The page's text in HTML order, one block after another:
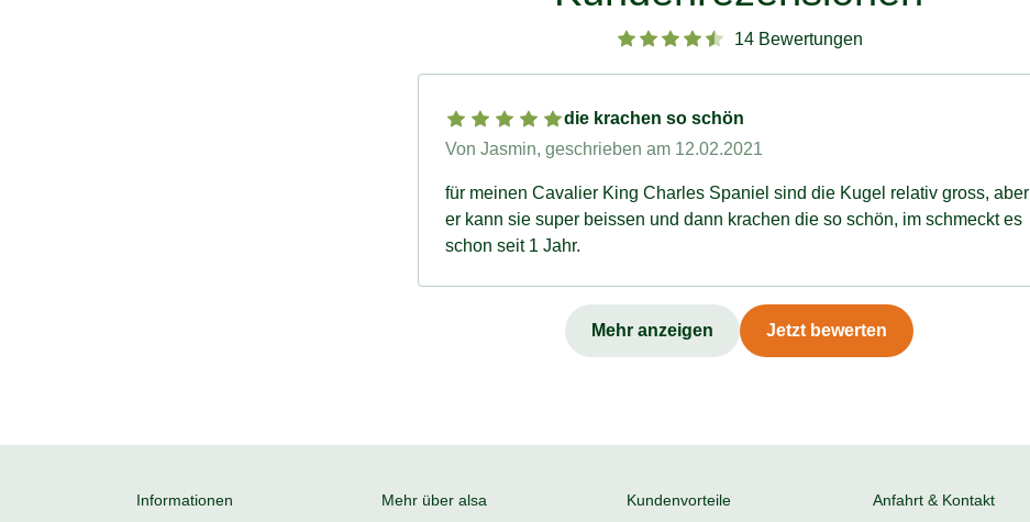
14 Bewertungen
die krachen so schön
Von Jasmin, geschrieben am 12.02.2021
für meinen Cavalier King Charles Spaniel sind die Kugel relativ gross, aber
er kann sie super beissen und dann krachen die so schön, im schmeckt es
schon seit 1 Jahr.
Mehr anzeigen Jetzt bewerten
Informationen Mehr über alsa Kundenvorteile Anfahrt & Kontakt